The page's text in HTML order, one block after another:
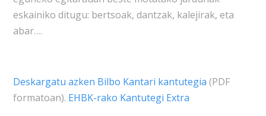
eskainiko ditugu: bertsoak, dantzak, kalejirak, eta
abar….
Deskargatu azken Bilbo Kantari kantutegia (PDF
formatoan). EHBK-rako Kantutegi Extra